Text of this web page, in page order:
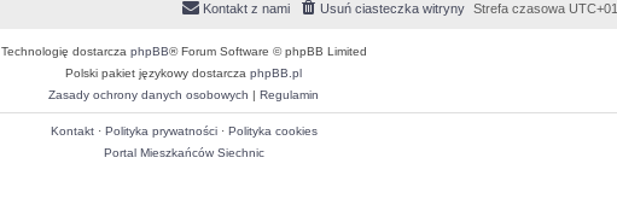
Strefa czasowa
Usuń ciasteczka witryny
Kontakt z nami
Technologię dostarcza phpBB® Forum Software © phpBB Limited
Polski pakiet językowy dostarcza phpBB.pl
Zasady ochrony danych osobowych | Regulamin
Kontakt· Polityka prywatności· Polityka cookies
Portal Mieszkańców Siechnic